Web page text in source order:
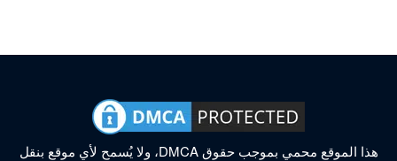
هذا الموقع محمي بموجب حقوق DMCA، ولا يُسمح لأي موقع بنقل